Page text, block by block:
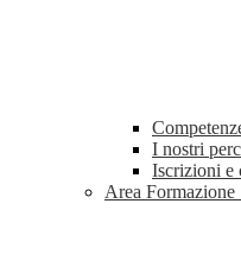
I nostri
Iscrizioni e
Area